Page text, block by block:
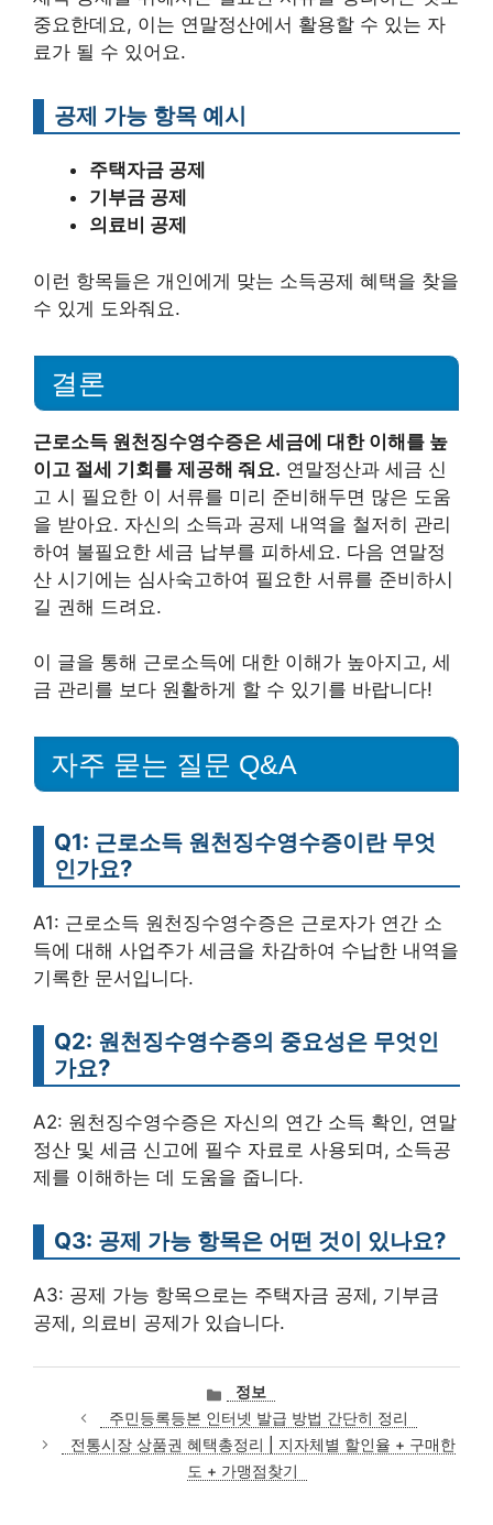
중요한데요, 이는 연말정산에서 활용할 수 있는 자
료가 될 수 있어요.
공제 가능 항목 예시
주택자금 공제
기부금 공제
의료비 공제
이런 항목들은 개인에게 맞는 소득공제 혜택을 찾을
수 있게 도와줘요.
결론
근로소득 원천징수영수증은 세금에 대한 이해를 높
이고 절세 기회를 제공해 줘요. 연말정산과 세금 신
고 시 필요한 이 서류를 미리 준비해두면 많은 도움
을 받아요. 자신의 소득과 공제 내역을 철저히 관리
하여 불필요한 세금 납부를 피하세요. 다음 연말정
산 시기에는 심사숙고하여 필요한 서류를 준비하시
길 권해 드려요.
이 글을 통해 근로소득에 대한 이해가 높아지고, 세
금 관리를 보다 원활하게 할 수 있기를 바랍니다!
자주 묻는 질문 Q&A
Q1: 근로소득 원천징수영수증이란 무엇
인가요?
A1: 근로소득 원천징수영수증은 근로자가 연간 소
득에 대해 사업주가 세금을 차감하여 수납한 내역을
기록한 문서입니다.
Q2: 원천징수영수증의 중요성은 무엇인
가요?
A2: 원천징수영수증은 자신의 연간 소득 확인, 연말
정산 및 세금 신고에 필수 자료로 사용되며, 소득공
제를 이해하는 데 도움을 줍니다.
Q3: 공제 가능 항목은 어떤 것이 있나요?
A3: 공제 가능 항목으로는 주택자금 공제, 기부금
공제, 의료비 공제가 있습니다.
카
테
고
리
정보
주민등록등본 인터넷 발급 방법 간단히 정리
전통시장 상품권 혜택총정리 | 지자체별 할인율 + 구매한
도 + 가맹점찾기